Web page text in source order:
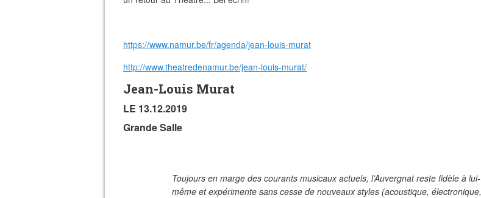
https://www.namur.be/fr/agenda/jean-louis-murat
http://www.theatredenamur.be/jean-louis-murat/
Jean-Louis Murat
LE 13.12.2019
Grande Salle
Toujours en marge des courants musicaux actuels, l’Auvergnat reste fidèle à lui-
même et expérimente sans cesse de nouveaux styles (acoustique, électronique,